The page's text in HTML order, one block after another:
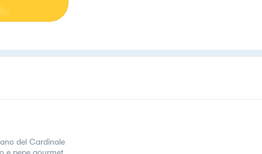
del Cardinale
e pepe gourmet